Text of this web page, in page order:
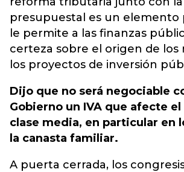
presupuestal es un elemento
le permite a las finanzas
certeza sobre el origen de los
los proyectos de inversión
Dijo que no será negociable
Gobierno un IVA que afecte
clase media, en particular en
la canasta familiar.
A puerta cerrada, los